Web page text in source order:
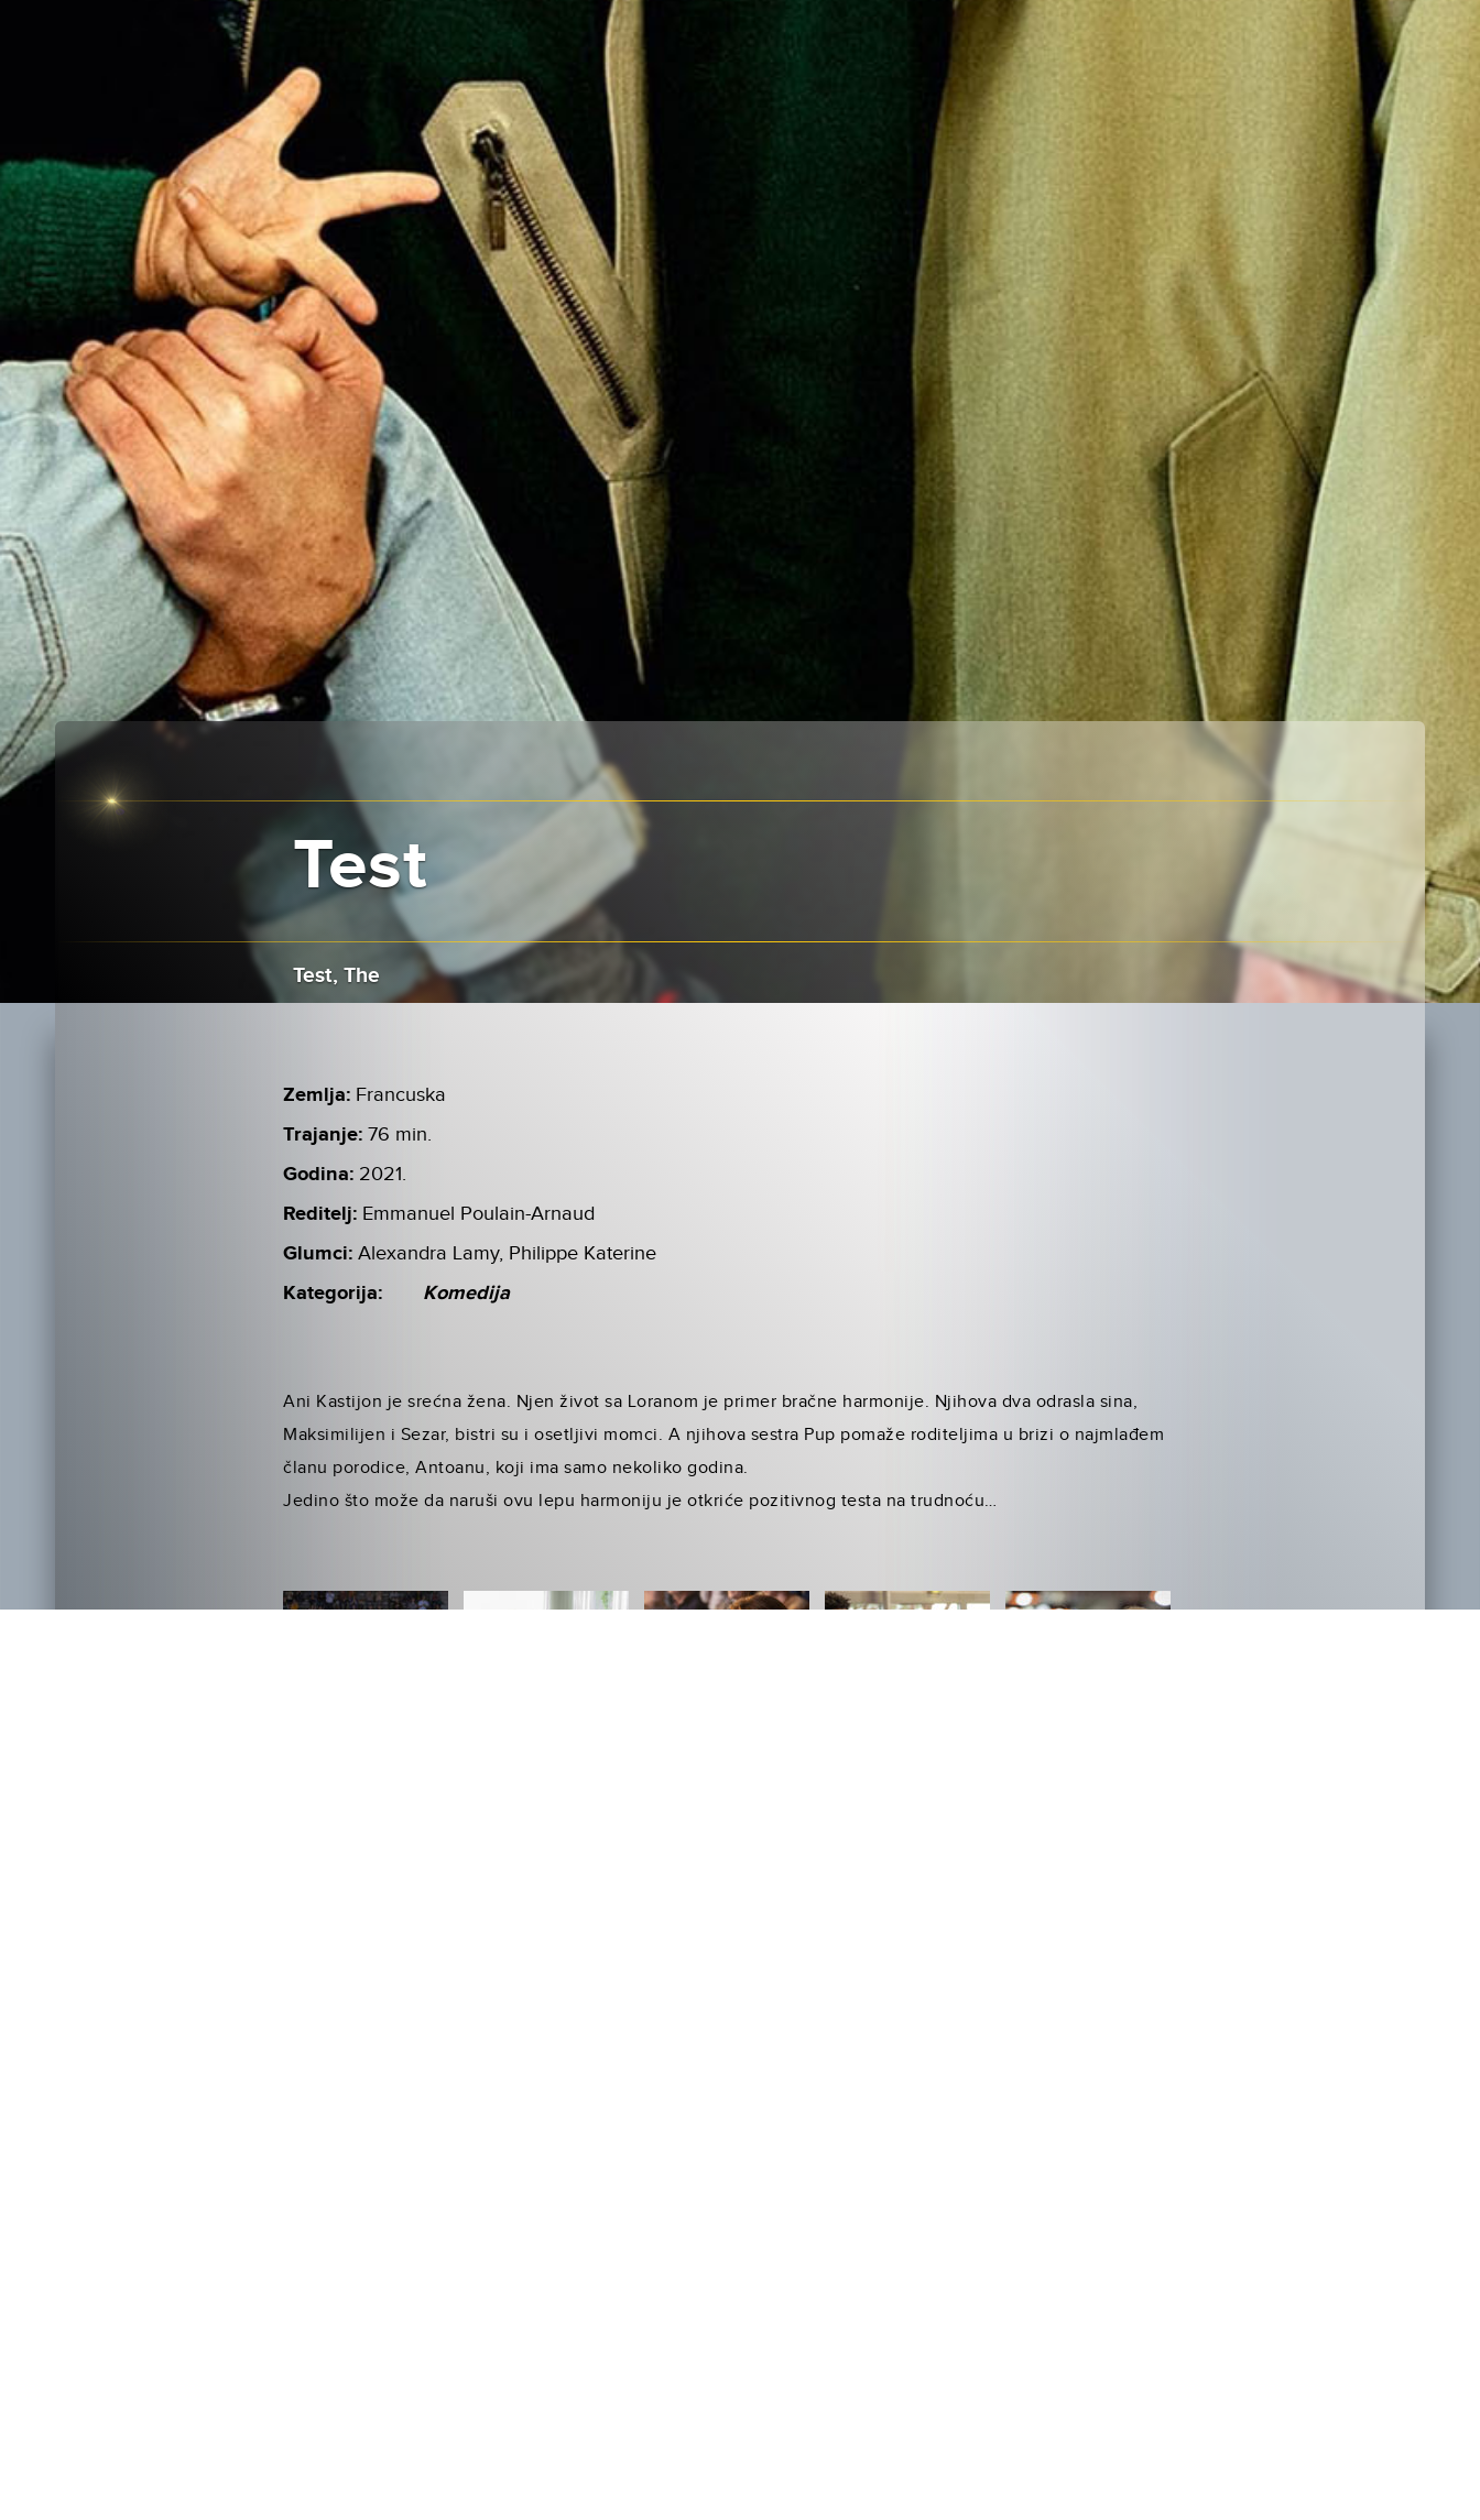
Test
Test, The
Zemlja: Francuska
Trajanje: 76 min.
Godina: 2021.
Reditelj: Emmanuel Poulain-Arnaud
Glumci: Alexandra Lamy, Philippe Katerine
Kategorija: Komedija
Ani Kastijon je srećna žena. Njen život sa Loranom je primer bračne harmonije. Njihova dva odrasla sina,
Maksimilijen i Sezar, bistri su i osetljivi momci. A njihova sestra Pup pomaže roditeljima u brizi o najmlađem
članu porodice, Antoanu, koji ima samo nekoliko godina.
Jedino što može da naruši ovu lepu harmoniju je otkriće pozitivnog testa na trudnoću…